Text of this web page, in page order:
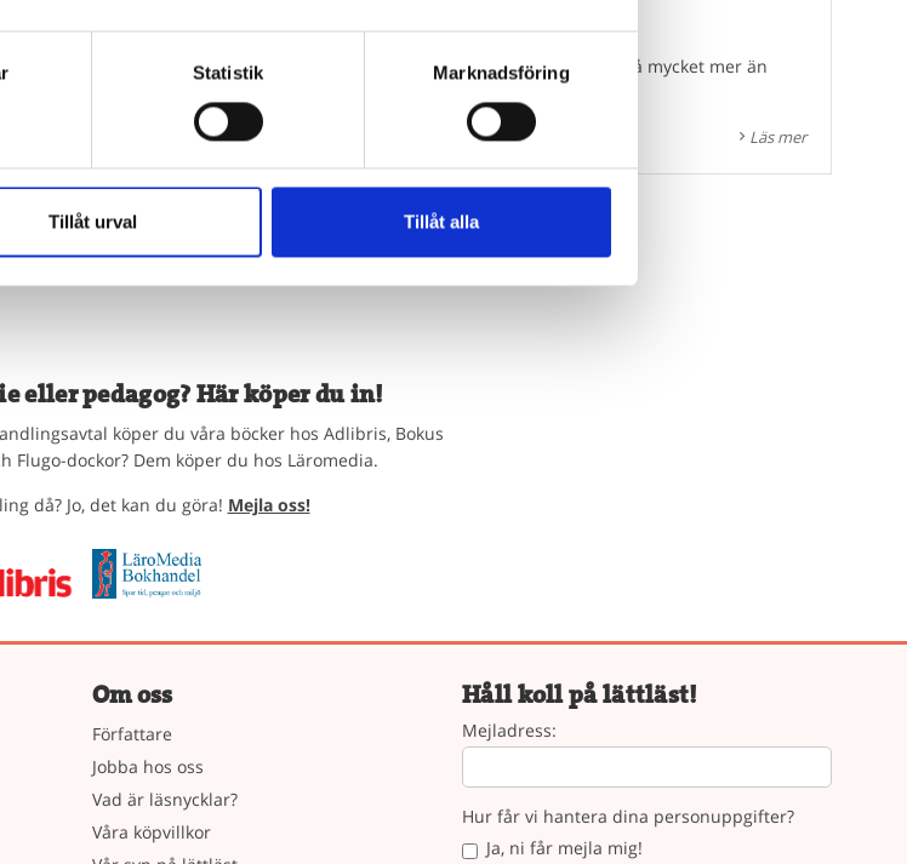
Statistik Marknadsföring
Tillåt urval Tillåt alla
att digitala verktyg går att styra och påverka. Men den digitala världen är så mycket mer än
och digital kompetens.
Läs mer
eller pedagog? Här köper du in!
köper du våra böcker hos Adlibris, Bokus
Flugo-dockor? Dem köper du hos Läromedia.
då? Jo, det kan du göra! Mejla oss!
Om oss
Författare
Jobba hos oss
Vad är läsnycklar?
Våra köpvillkor
Håll koll på lättläst!
Mejladress:
Hur får vi hantera dina personuppgifter?
Ja, ni får mejla mig!